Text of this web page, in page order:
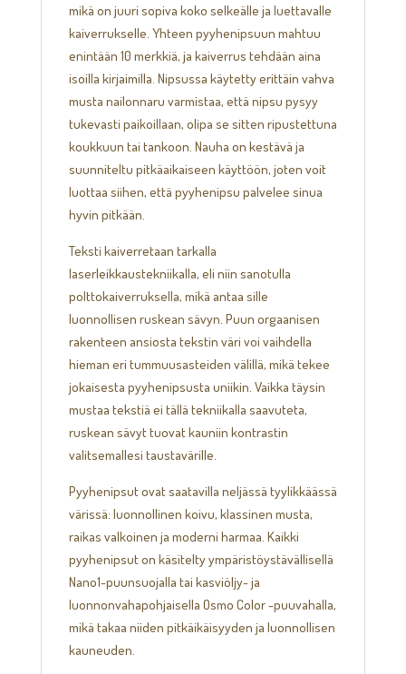
mikä on juuri sopiva koko selkeälle ja luettavalle
kaiverrukselle. Yhteen pyyhenipsuun mahtuu
enintään 10 merkkiä, ja kaiverrus tehdään aina
isoilla kirjaimilla. Nipsussa käytetty erittäin vahva
musta nailonnaru varmistaa, että nipsu pysyy
tukevasti paikoillaan, olipa se sitten ripustettuna
koukkuun tai tankoon. Nauha on kestävä ja
suunniteltu pitkäaikaiseen käyttöön, joten voit
luottaa siihen, että pyyhenipsu palvelee sinua
hyvin pitkään.
Teksti kaiverretaan tarkalla
laserleikkaustekniikalla, eli niin sanotulla
polttokaiverruksella, mikä antaa sille
luonnollisen ruskean sävyn. Puun orgaanisen
rakenteen ansiosta tekstin väri voi vaihdella
hieman eri tummuusasteiden välillä, mikä tekee
jokaisesta pyyhenipsusta uniikin. Vaikka täysin
mustaa tekstiä ei tällä tekniikalla saavuteta,
ruskean sävyt tuovat kauniin kontrastin
valitsemallesi taustavärille.
Pyyhenipsut ovat saatavilla neljässä tyylikkäässä
värissä: luonnollinen koivu, klassinen musta,
raikas valkoinen ja moderni harmaa. Kaikki
pyyhenipsut on käsitelty ympäristöystävällisellä
Nano1-puunsuojalla tai kasviöljy- ja
luonnonvahapohjaisella Osmo Color -puuvahalla,
mikä takaa niiden pitkäikäisyyden ja luonnollisen
kauneuden.